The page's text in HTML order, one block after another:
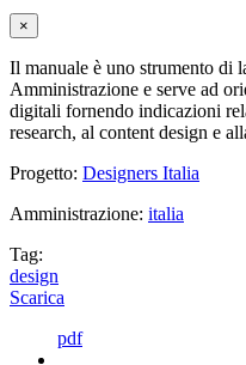
×
Il manuale è uno strumento di
Amministrazione e serve ad
digitali fornendo indicazioni
research, al content design e
Progetto: Designers Italia
Amministrazione: italia
Tag:
design
Scarica
pdf